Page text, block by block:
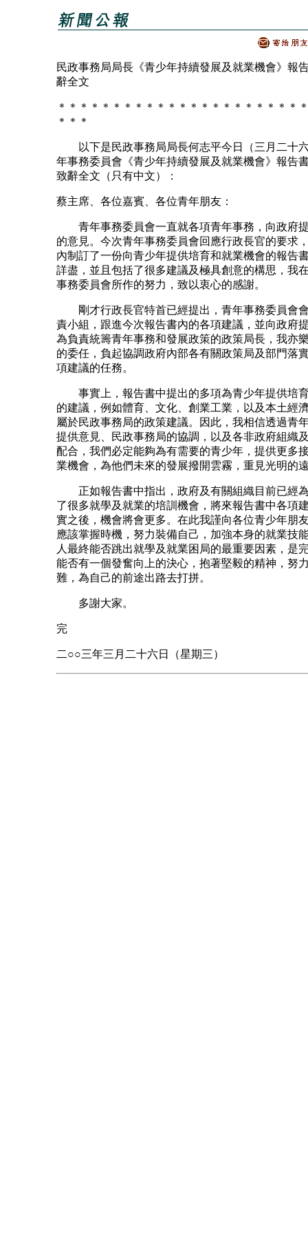
民政事務局局長《青少年持續發展及就業機會》報
辭全文
＊＊＊＊＊＊＊＊＊＊＊＊＊＊＊＊＊＊＊＊＊＊
＊＊＊
以下是民政事務局局長何志平今日（三月二十
年事務委員會《青少年持續發展及就業機會》報告
致辭全文（只有中文）：
蔡主席、各位嘉賓、各位青年朋友：
青年事務委員會一直就各項青年事務，向政府
的意見。今次青年事務委員會回應行政長官的要求
內制訂了一份向青少年提供培育和就業機會的報告
詳盡，並且包括了很多建議及極具創意的構思，我
事務委員會所作的努力，致以衷心的感謝。
剛才行政長官特首已經提出，青年事務委員會
責小組，跟進今次報告書內的各項建議，並向政府
為負責統籌青年事務和發展政策的政策局長，我亦
的委任，負起協調政府內部各有關政策局及部門落
項建議的任務。
事實上，報告書中提出的多項為青少年提供培
的建議，例如體育、文化、創業工業，以及本土經
屬於民政事務局的政策建議。因此，我相信透過青
提供意見、民政事務局的協調，以及各非政府組織
配合，我們必定能夠為有需要的青少年，提供更多
業機會，為他們未來的發展撥開雲霧，重見光明的
正如報告書中指出，政府及有關組織目前已經
了很多就學及就業的培訓機會，將來報告書中各項
實之後，機會將會更多。在此我謹向各位青少年朋
應該掌握時機，努力裝備自己，加強本身的就業技
人最終能否跳出就學及就業困局的最重要因素，是
能否有一個發奮向上的決心，抱著堅毅的精神，努
難，為自己的前途出路去打拼。
多謝大家。
完
二○○三年三月二十六日（星期三）